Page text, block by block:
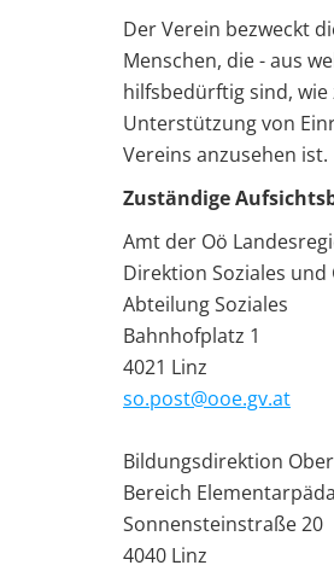
Der Verein bezweckt
Menschen, die - aus
hilfsbedürftig sind, wie
Unterstützung von
Vereins anzusehen ist.
Zuständige
Amt der Oö
Direktion Soziales
Abteilung Soziales
Bahnhofplatz 1
4021 Linz
so.post@ooe.gv.at
Bildungsdirektion
Bereich
Sonnensteinstraße 20
4040 Linz